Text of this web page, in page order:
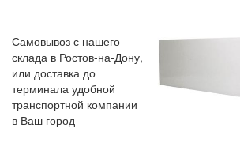
Самовывоз с нашего
склада в Ростов-на-Дону,
или доставка до
терминала удобной
транспортной компании
в Ваш город